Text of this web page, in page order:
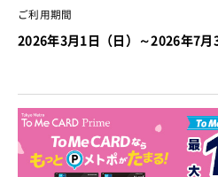
ご利用期間
2026年3月1日（日）～2026年7月